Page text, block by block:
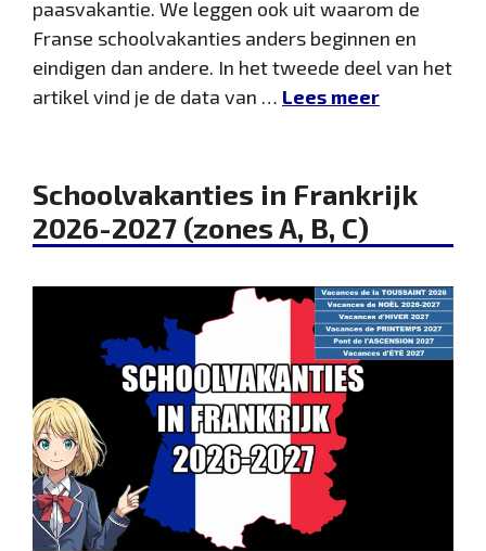
paasvakantie. We leggen ook uit waarom de
Franse schoolvakanties anders beginnen en
eindigen dan andere. In het tweede deel van het
artikel vind je de data van … Lees meer
Schoolvakanties in Frankrijk
2026-2027 (zones A, B, C)